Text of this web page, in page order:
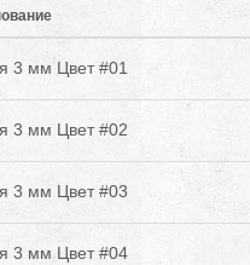
3 мм Цвет #01
3 мм Цвет #02
3 мм Цвет #03
3 мм Цвет #04